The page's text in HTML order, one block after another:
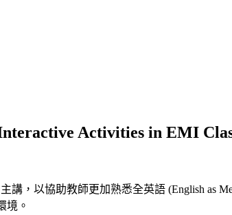
Activities in EMI
講，以協助教師更加熟悉全英語 (English as
境。